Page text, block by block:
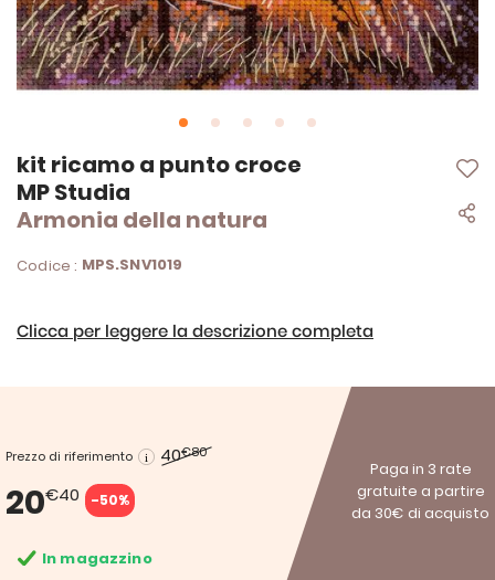
kit ricamo a punto croce
MP Studia
Armonia della natura
Codice : MPS.SNV1019
Clicca per leggere la descrizione completa
Prezzo di riferimento 40€80
20€40 -50%
Paga in 3 rate
gratuite a partire
da 30€ di acquisto
In magazzino
Vai
all'inizio
della
galleria
immagini